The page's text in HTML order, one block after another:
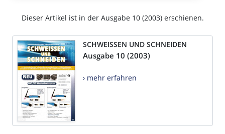
Dieser Artikel ist in der Ausgabe 10 (2003) erschienen.
SCHWEISSEN UND SCHNEIDEN
Ausgabe 10 (2003)
› mehr erfahren